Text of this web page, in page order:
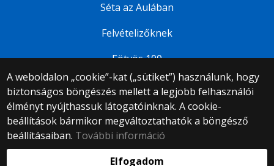
A weboldalon „cookie”-kat („sütiket”) használunk, hogy
biztonságos böngészés mellett a legjobb felhasználói
élményt nyújthassuk látogatóinknak. A cookie-
beállítások bármikor megváltoztathatók a böngésző
beállításaiban. További információ
Elfogadom
Séta az Aulában
Felvételizőknek
Eötvös 100
© 2025 Eötvös Loránd Tudományegyetem
Minden jog fenntartva.
1053 Budapest, Egyetem tér 1–3.
Központi telefonszám: +36 1 411 6500
Webfejlesztés: